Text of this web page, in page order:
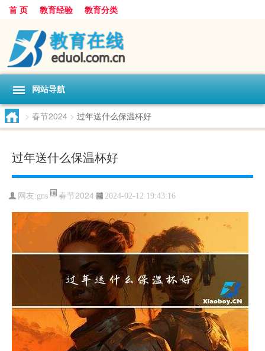
首 页 教育经验 教育分类
网站导航
> 春节2024 > 过年送什么保温杯好
过年送什么保温杯好
网友:gns 春节2024 2024-02-12 19:43:16